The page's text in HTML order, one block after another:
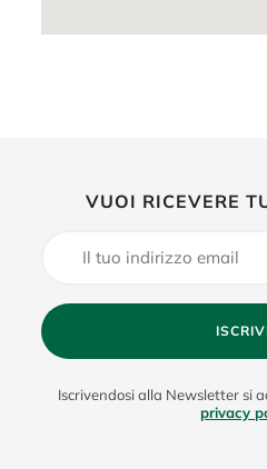
VUOI RICEVERE
Iscrivendosi alla Newsletter si
privacy